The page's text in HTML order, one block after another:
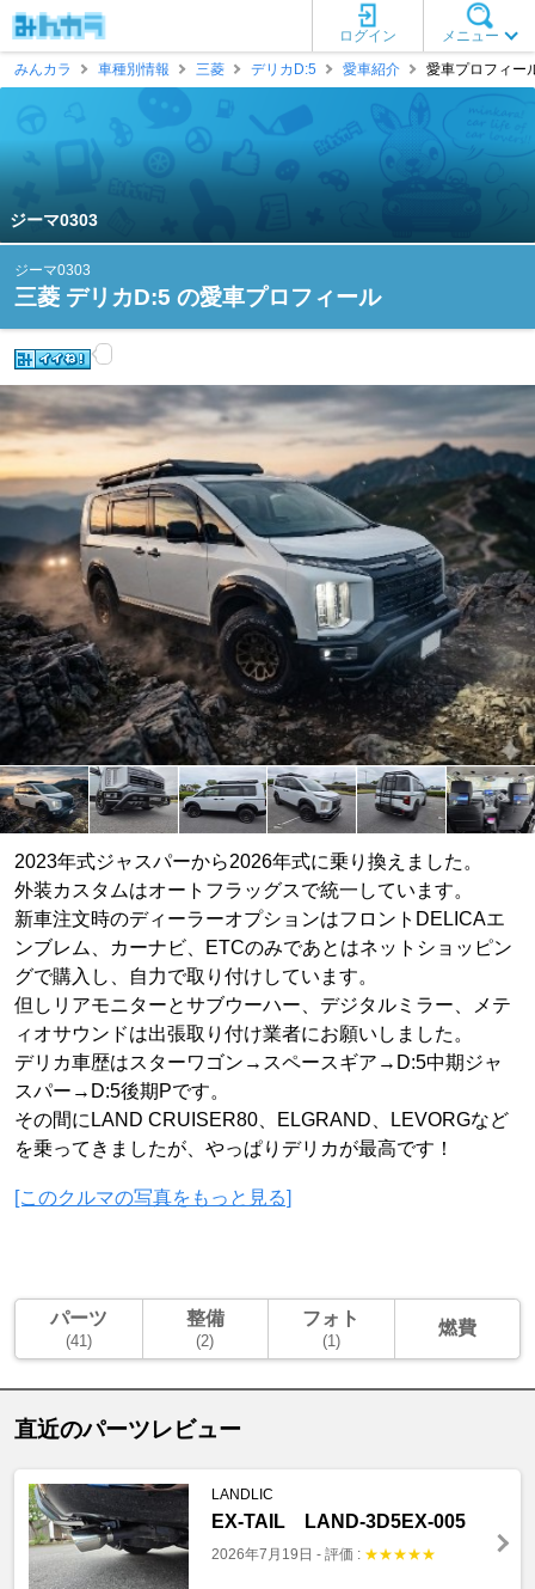
メニュー
ログイン
みんカラ
車種別情報 三菱 デリカD:5 愛車紹介 愛車プロフィー
ジーマ0303
ジーマ0303
三菱 デリカD:5 の愛車プロフィール
2023年式ジャスパーから2026年式に乗り換えました。
外装カスタムはオートフラッグスで統一しています。
新車注文時のディーラーオプションはフロントDELICAエ
ンブレム、カーナビ、ETCのみであとはネットショッピン
グで購入し、自力で取り付けしています。
但しリアモニターとサブウーハー、デジタルミラー、メテ
ィオサウンドは出張取り付け業者にお願いしました。
デリカ車歴はスターワゴン→スペースギア→D:5中期ジャ
スパー→D:5後期Pです。
その間にLAND CRUISER80、ELGRAND、LEVORGなど
を乗ってきましたが、やっぱりデリカが最高です！
[このクルマの写真をもっと見る]
パーツ
(41)
整備
(2)
フォト
(1)
燃費
直近のパーツレビュー
LANDLIC
EX-TAIL LAND-3D5EX-005
2026年7月19日 - 評価 : ★★★★★